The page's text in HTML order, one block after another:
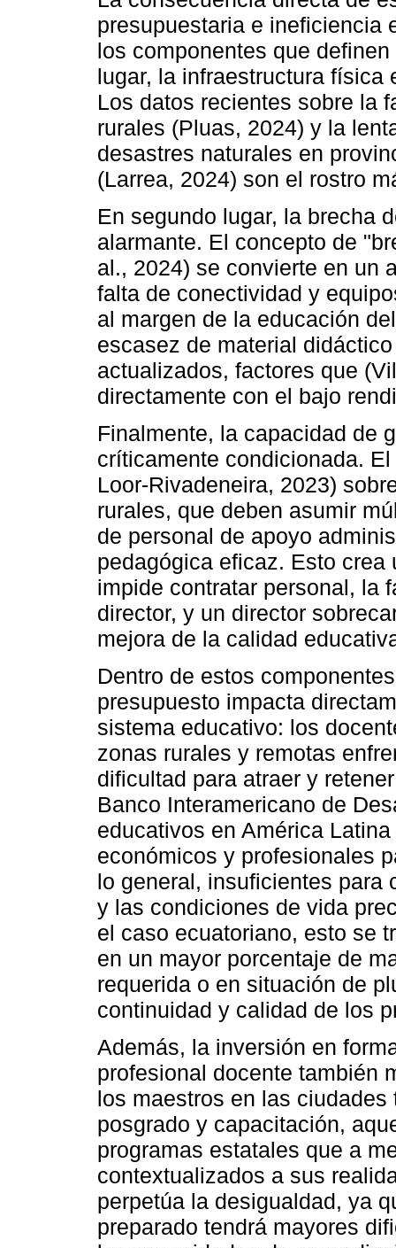
presupuestaria e ineficiencia
los componentes que
lugar, la infraestructura física
Los datos recientes sobre la
rurales (Pluas, 2024) y la
desastres naturales en
(Larrea, 2024) son el rostro
En segundo lugar, la brecha
alarmante. El concepto de
al., 2024) se convierte en un
falta de conectividad y
al margen de la educación
escasez de material
actualizados, factores que
directamente con el bajo
Finalmente, la capacidad de
críticamente condicionada.
Loor-Rivadeneira, 2023)
rurales, que deben asumir
de personal de apoyo
pedagógica eficaz. Esto
impide contratar personal, la
director, y un director
mejora de la calidad
Dentro de estos
presupuesto impacta
sistema educativo: los
zonas rurales y remotas
dificultad para atraer y
Banco Interamericano de
educativos en América
económicos y profesionales
lo general, insuficientes para
y las condiciones de vida
el caso ecuatoriano, esto se
en un mayor porcentaje de
requerida o en situación de
continuidad y calidad de los
Además, la inversión en
profesional docente también
los maestros en las
posgrado y capacitación,
programas estatales que a
contextualizados a sus
perpetúa la desigualdad, ya
preparado tendrá mayores